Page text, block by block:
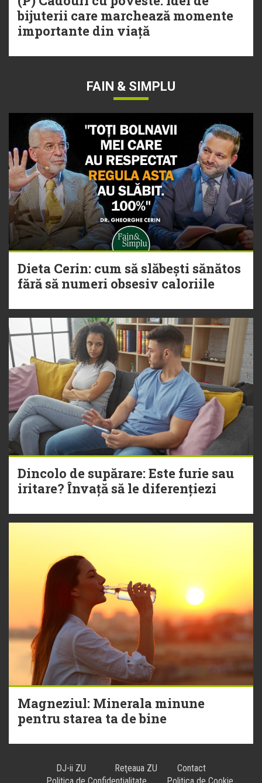
bijuterii care marchează momente
importante din viață
FAIN & SIMPLU
Dieta Cerin: cum să slăbești sănătos
fără să numeri obsesiv caloriile
Dincolo de supărare: Este furie sau
iritare? Învață să le diferențiezi
Magneziul: Minerala minune
pentru starea ta de bine
DJ-ii ZU Reţeaua ZU
Contact